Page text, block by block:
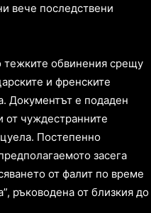
вече последствени
тежките обвинения срещу
и френските
Документът е подаден
от чуждестранните
Постепенно
засега
от фалит по време
ръководена от близкия до